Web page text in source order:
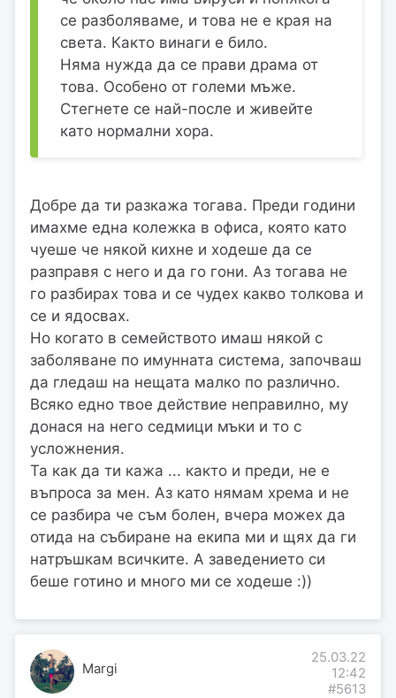
се разболяваме, и това не е края на
света. Както винаги е било.
Няма нужда да се прави драма от
това. Особено от големи мъже.
Стегнете се най-после и живейте
като нормални хора.
Добре да ти разкажа тогава. Преди години
имахме една колежка в офиса, която като
чуеше че някой кихне и ходеше да се
разправя с него и да го гони. Аз тогава не
го разбирах това и се чудех какво толкова и
се и ядосвах.
Но когато в семейството имаш някой с
заболяване по имунната система, започваш
да гледаш на нещата малко по различно.
Всяко едно твое действие неправилно, му
донася на него седмици мъки и то с
усложнения.
Та как да ти кажа ... както и преди, не е
въпроса за мен. Аз като нямам хрема и не
се разбира че съм болен, вчера можех да
отида на събиране на екипа ми и щях да ги
натръшкам всичките. А заведението си
беше готино и много ми се ходеше :))
Margi
25.03.22
12:42
#5613